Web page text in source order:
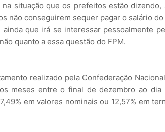
na situação que os prefeitos estão
não conseguirem sequer pagar o salário
ainda que irá se interessar pessoalmente
quanto a essa questão do FPM.
realizado pela Confederação
meses entre o final de dezembro ao
em valores nominais ou 12,57% em